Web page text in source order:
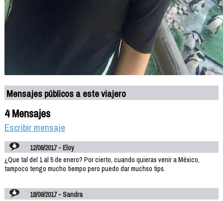
Mensajes públicos a este viajero
4 Mensajes
Escribir mensaje
12/09/2017 - Eloy
¿Que tal del 1 al 5 de enero? Por cierto, cuando quieras venir a México,
tampoco tengo mucho tiempo pero puedo dar muchso tips.
18/09/2017 - Sandra